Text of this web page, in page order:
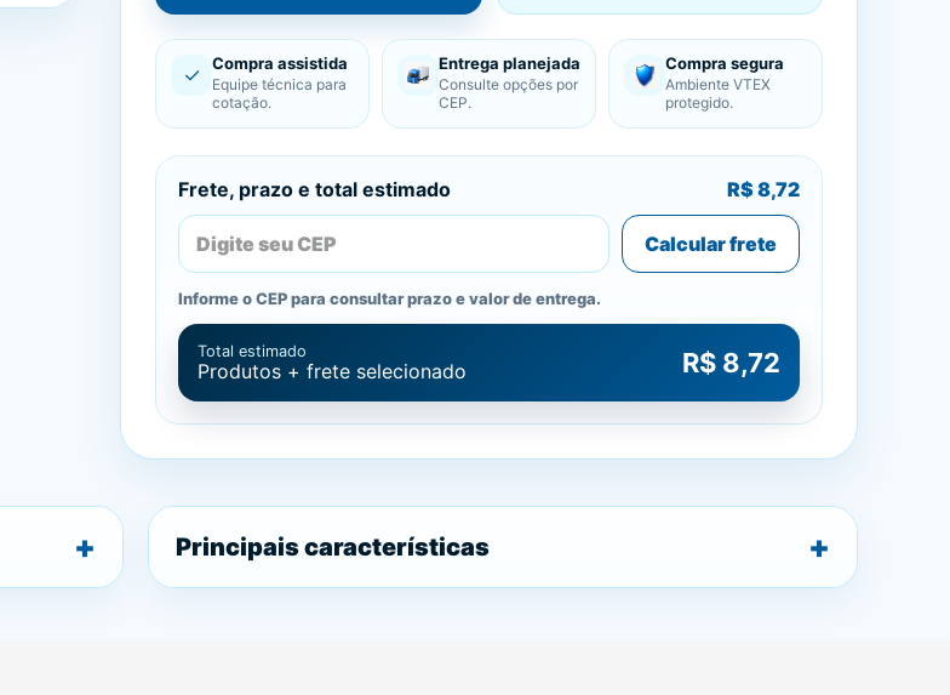
✓ Compra assistida
Equipe técnica para
cotação.
Entrega planejada
Consulte opções por
CEP.
Compra segura
Ambiente VTEX
protegido.
Frete, prazo e total estimado R$ 8,72
Calcular frete
Informe o CEP para consultar prazo e valor de entrega.
Total estimado
Produtos + frete selecionado R$ 8,72
Principais características